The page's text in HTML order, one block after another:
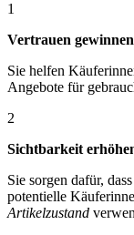
1
Vertrauen gewinnen
Sie helfen
Angebote für
2
Sichtbarkeit
Sie sorgen dafür,
potentielle
Artikelzustand